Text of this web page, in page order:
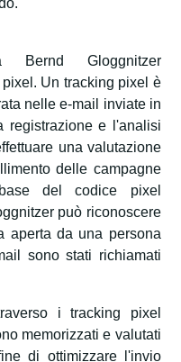
Bernd Gloggnitzer
Un tracking pixel è
nelle e-mail inviate in
registrazione e l'analisi
una valutazione
delle campagne
del codice pixel
può riconoscere
aperta da una persona
sono stati richiamati
i tracking pixel
memorizzati e valutati
di ottimizzare l'invio